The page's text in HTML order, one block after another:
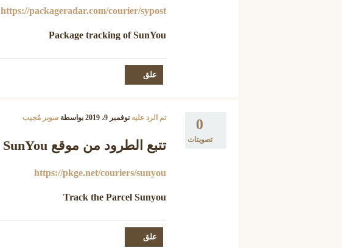
https://packageradar.com/courier/sypost
Package tracking of SunYou
0
تصويتات
تم الرد عليه نوفمبر 9، 2019 بواسطةسوبر مُجيب
تتبع الطرود من موقع SunYou
https://pkge.net/couriers/sunyou
Track the Parcel Sunyou